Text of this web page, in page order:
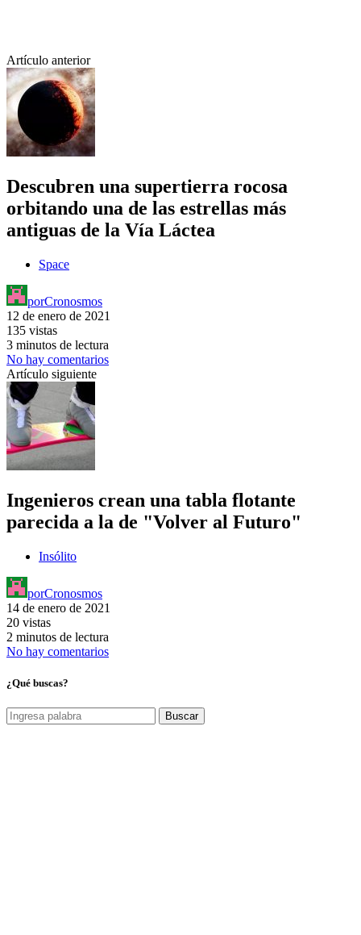
Artículo anterior
Descubren una supertierra rocosa
orbitando una de las estrellas más
antiguas de la Vía Láctea
Space
porCronosmos
12 de enero de 2021
135 vistas
3 minutos de lectura
No hay comentarios
Artículo siguiente
Ingenieros crean una tabla flotante
parecida a la de "Volver al Futuro"
Insólito
porCronosmos
14 de enero de 2021
20 vistas
2 minutos de lectura
No hay comentarios
¿Qué buscas?
Buscar